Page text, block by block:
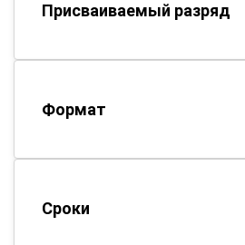
Присваиваемый разряд
Формат
Сроки